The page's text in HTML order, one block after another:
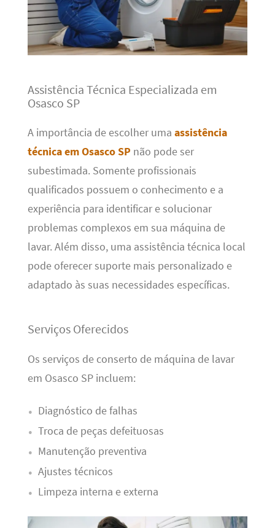
Assistência Técnica Especializada em
Osasco SP
A importância de escolher uma assistência
técnica em Osasco SP não pode ser
subestimada. Somente profissionais
qualificados possuem o conhecimento e a
experiência para identificar e solucionar
problemas complexos em sua máquina de
lavar. Além disso, uma assistência técnica local
pode oferecer suporte mais personalizado e
adaptado às suas necessidades específicas.
Serviços Oferecidos
Os serviços de conserto de máquina de lavar
em Osasco SP incluem:
Diagnóstico de falhas
Troca de peças defeituosas
Manutenção preventiva
Ajustes técnicos
Limpeza interna e externa